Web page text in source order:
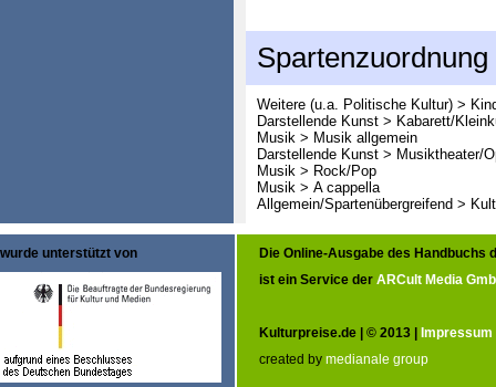
Spartenzuordnung
Weitere (u.a. Politische Kultur) >
Darstellende Kunst > Kabarett/
Musik > Musik allgemein
Darstellende Kunst > Musiktheater/
Musik > Rock/Pop
Musik > A cappella
Allgemein/Spartenübergreifend >
wurde unterstützt von
Die Online-Ausgabe des Handbuchs
ist ein Service der ARCult Media
Kulturpreise.de | © 2013 | Impressum
created by medianale group